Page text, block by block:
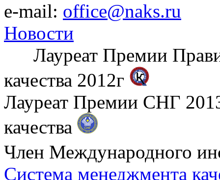
e-mail: office@naks.ru
Новости
Лауреат Премии
качества 2012г
Лауреат Премии СНГ
качества
Член Международного
Система менеджмента